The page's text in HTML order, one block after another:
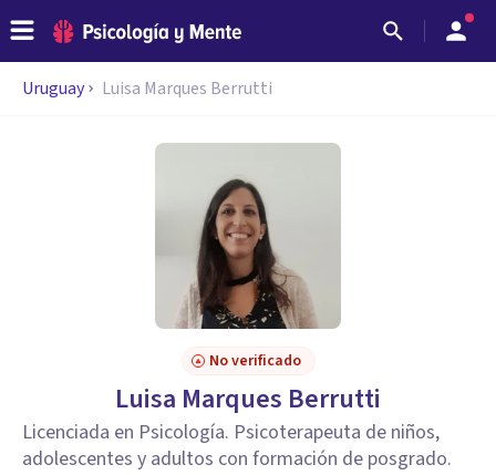
Uruguay Luisa Marques Berrutti
No verificado
Luisa Marques Berrutti
Licenciada en Psicología. Psicoterapeuta de niños,
adolescentes y adultos con formación de posgrado.